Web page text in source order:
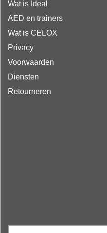
Wat is Ideal
AED en trainers
Wat is CELOX
Privacy
Voorwaarden
Diensten
Retourneren